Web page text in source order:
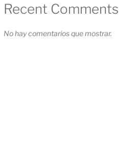
Recent Comments
No hay comentarios que mostrar.